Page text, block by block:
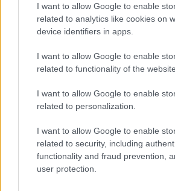
I want to allow Google to enable
related to analytics like cookies on
device identifiers in apps.
I want to allow Google to enable
related to functionality of the
I want to allow Google to enable
related to personalization.
I want to allow Google to enable
related to security, including
functionality and fraud prevention,
user protection.
LAKOSSÁGI FÓRUMON
GYŐRSZENTIVÁNI KÖR TÉR
Augusztus 6-án a beruházás
építéséről is tájékoztatják az érdeklődőket.